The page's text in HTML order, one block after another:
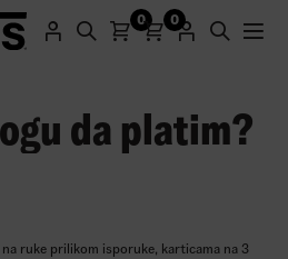
0 0
da platim?
ruke prilikom isporuke, karticama na 3
dobijate promo kod sa 25%